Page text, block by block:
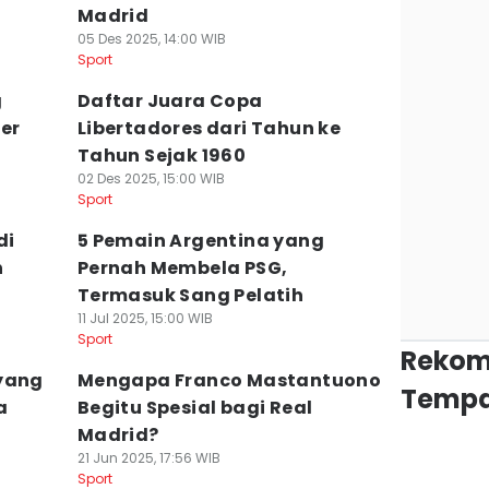
Madrid
05 Des 2025, 14:00 WIB
Sport
Daftar Juara Copa
Libertadores dari Tahun ke
Tahun Sejak 1960
02 Des 2025, 15:00 WIB
Sport
5 Pemain Argentina yang
Pernah Membela PSG,
Termasuk Sang Pelatih
11 Jul 2025, 15:00 WIB
Sport
Mengapa Franco Mastantuono
Begitu Spesial bagi Real
Madrid?
21 Jun 2025, 17:56 WIB
Sport